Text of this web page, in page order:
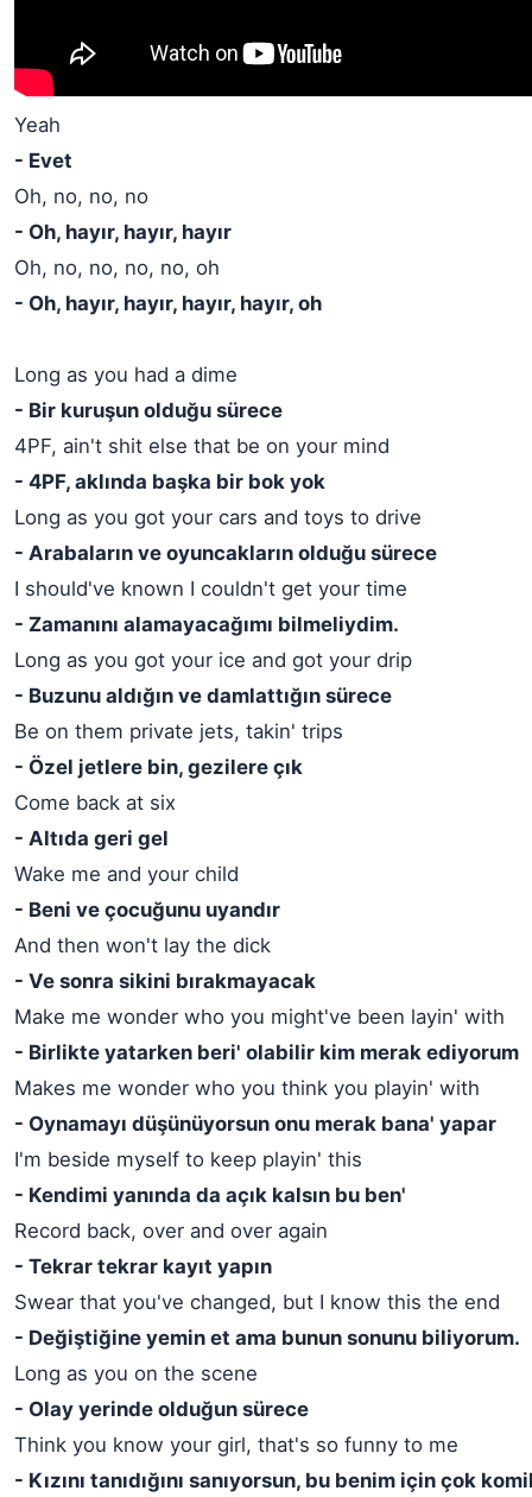
Yeah
- Evet
Oh, no, no, no
- Oh, hayır, hayır, hayır
Oh, no, no, no, no, oh
- Oh, hayır, hayır, hayır, hayır, oh
Long as you had a dime
- Bir kuruşun olduğu sürece
4PF, ain't shit else that be on your mind
- 4PF, aklında başka bir bok yok
Long as you got your cars and toys to drive
- Arabaların ve oyuncakların olduğu sürece
I should've known I couldn't get your time
- Zamanını alamayacağımı bilmeliydim.
Long as you got your ice and got your drip
- Buzunu aldığın ve damlattığın sürece
Be on them private jets, takin' trips
- Özel jetlere bin, gezilere çık
Come back at six
- Altıda geri gel
Wake me and your child
- Beni ve çocuğunu uyandır
And then won't lay the dick
- Ve sonra sikini bırakmayacak
Make me wonder who you might've been layin' with
- Birlikte yatarken beri' olabilir kim merak ediyorum
Makes me wonder who you think you playin' with
- Oynamayı düşünüyorsun onu merak bana' yapar
I'm beside myself to keep playin' this
- Kendimi yanında da açık kalsın bu ben'
Record back, over and over again
- Tekrar tekrar kayıt yapın
Swear that you've changed, but I know this the end
- Değiştiğine yemin et ama bunun sonunu biliyorum.
Long as you on the scene
- Olay yerinde olduğun sürece
Think you know your girl, that's so funny to me
- Kızını tanıdığını sanıyorsun, bu benim için çok